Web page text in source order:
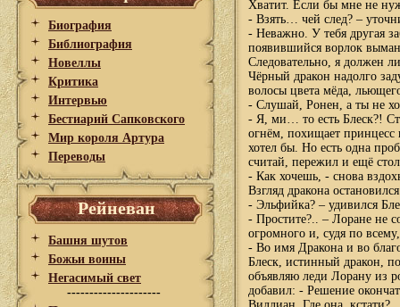
Биография
Библиография
Новеллы
Критика
Интервью
Бестиарий Сапковского
Мир короля Артура
Переводы
Рейневан
Башня шутов
Божьи воины
Негасимый свет
---------------------
Хватит. Если бы мне не
- Взять… чей след? –
- Неважно. У тебя другая
появившийся ворлок
Следовательно, я должен
Чёрный дракон надолго
волосы цвета мёда,
- Слушай, Ронен, а ты не
- Я, ми… то есть Блеск?!
огнём, похищает принцесс
хотел бы. Но есть одна
считай, пережил и ещё
- Как хочешь, - снова
Взгляд дракона
- Эльфийка? – удивился
- Простите?.. – Лоране не
огромного и, судя по
- Во имя Дракона и во
Блеск, истинный дракон,
объявляю леди Лорану из
добавил: - Решение